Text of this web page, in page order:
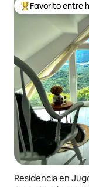
De los mejores
Favorito entre
Residencia en